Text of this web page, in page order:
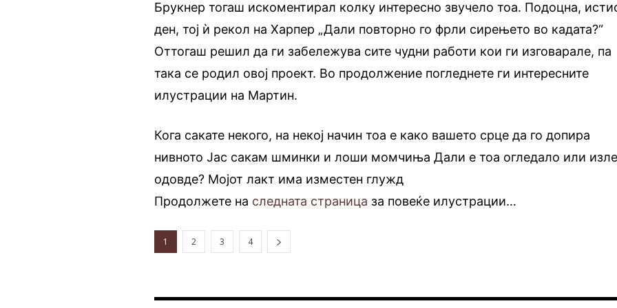
Брукнер тогаш искоментирал колку интересно звучело тоа. Подоцна,
ден, тој ѝ рекол на Харпер „Дали повторно го фрли сирењето во кадата?“
Оттогаш решил да ги забележува сите чудни работи кои ги изговарале, па
така се родил овој проект. Во продолжение погледнете ги интересните
илустрации на Мартин.
Кога сакате некого, на некој начин тоа е како вашето срце да го допира
нивното Јас сакам шминки и лоши момчиња Дали е тоа огледало или
одовде? Мојот лакт има изместен глужд
Продолжете на следната страница за повеќе илустрации…
1 2 3 4